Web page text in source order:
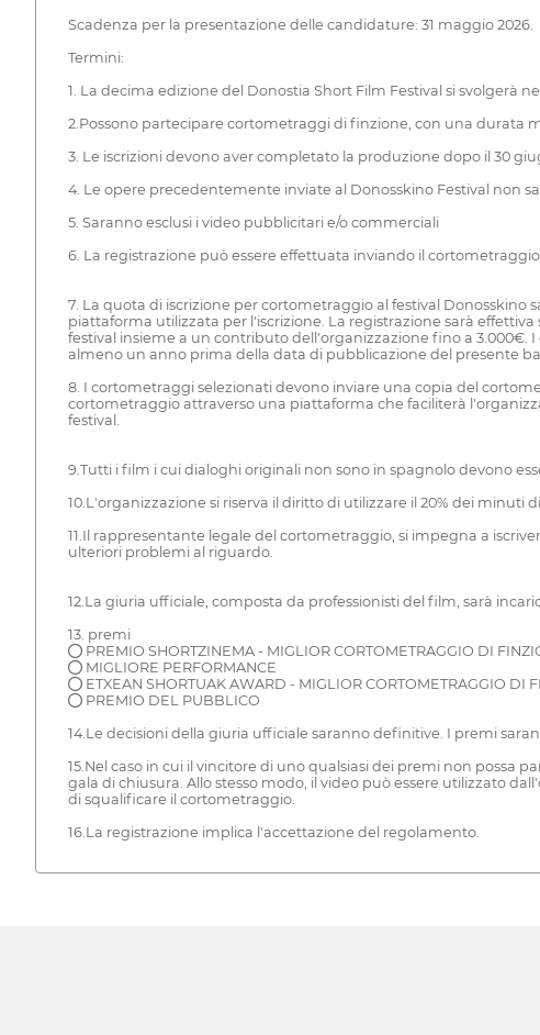
Scadenza per la presentazione delle candidature: 31 maggio 2026.
Termini:
1. La decima edizione del Donostia Short Film Festival si svolgerà
2.Possono partecipare cortometraggi di finzione, con una durata
3. Le iscrizioni devono aver completato la produzione dopo il 30
4. Le opere precedentemente inviate al Donosskino Festival non
5. Saranno esclusi i video pubblicitari e/o commerciali
6. La registrazione può essere effettuata inviando il
7. La quota di iscrizione per cortometraggio al festival Donosskino
piattaforma utilizzata per l'iscrizione. La registrazione sarà
festival insieme a un contributo dell'organizzazione fino a 3.000€.
almeno un anno prima della data di pubblicazione del presente
8. I cortometraggi selezionati devono inviare una copia del
cortometraggio attraverso una piattaforma che faciliterà
festival.
9.Tutti i film i cui dialoghi originali non sono in spagnolo devono
10.L'organizzazione si riserva il diritto di utilizzare il 20% dei
11.Il rappresentante legale del cortometraggio, si impegna a
ulteriori problemi al riguardo.
12.La giuria ufficiale, composta da professionisti del film, sarà
13. premi
● PREMIO SHORTZINEMA - MIGLIOR CORTOMETRAGGIO DI
● MIGLIORE PERFORMANCE
● ETXEAN SHORTUAK AWARD - MIGLIOR CORTOMETRAGGIO DI
● PREMIO DEL PUBBLICO
14.Le decisioni della giuria ufficiale saranno definitive. I premi
15.Nel caso in cui il vincitore di uno qualsiasi dei premi non possa
gala di chiusura. Allo stesso modo, il video può essere utilizzato
di squalificare il cortometraggio.
16.La registrazione implica l'accettazione del regolamento.